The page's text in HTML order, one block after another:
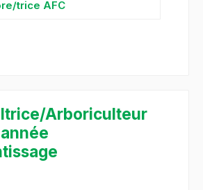
trice AFC
Arboriculteur